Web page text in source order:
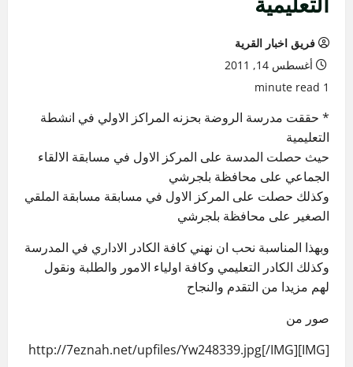
فريق اخبار القرية
أغسطس 14, 2011
1 minute read
* حققت مدرسة الروضة بحزنه المراكز الاولي في انشطة
التعليمية
حيث حصلت المدسة على المركز الاول في مسابقة الالقاء
الجماعي على محافظة بلجرشي
وكذلك حصلت على المركز الاول في مسابقة مسابقة الملقي
الصغير على محافظة بلجرشي
وبهذا المناسبة نحب ان نهني كافة الكادر الاداري في المدرسة
وكذلك الكادر التعليمي وكافة اولياء الامور والطلبة ونقول
لهم مزيدا من التقدم والنجاح
صور من
[IMG]http://7eznah.net/upfiles/Yw248339.jpg[/IMG]